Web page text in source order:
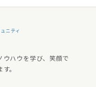
ニティ
ウハウを学び、笑顔で
。